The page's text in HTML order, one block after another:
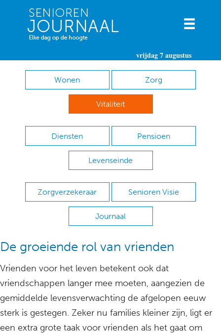
vrijdag 7 augustus
Wonen Zorg
Vitaliteit
Diensten Pensioen
Levenseinde
Zorgverzekeraar Senioren Visie
Journaal
De groeiende rol van vrienden
Vrienden voor het leven betekent ook dat
vriendschappen langer mee moeten, aangezien de
gemiddelde levensverwachting de afgelopen eeuw
sterk is gestegen. Zeker nu families kleiner zijn, ligt er
een extra grote taak voor vrienden als het gaat om